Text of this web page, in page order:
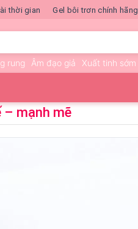
thời gian Gel bôi trơn chính hãng
rung Âm đạo giả Xuất tinh sớm
– mạnh mẽ